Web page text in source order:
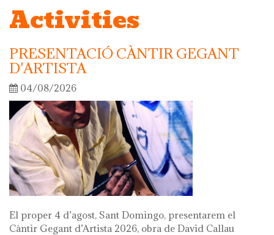
Activities
PRESENTACIÓ CÀNTIR GEGANT
D'ARTISTA
04/08/2026
El proper 4 d’agost, Sant Domingo, presentarem el
Càntir Gegant d’Artista 2026, obra de David Callau